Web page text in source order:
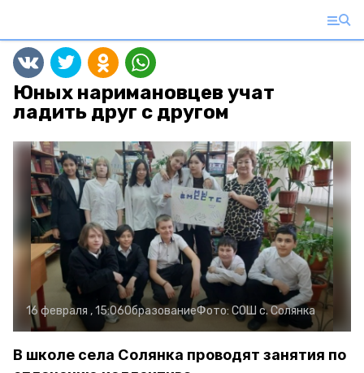
Юных наримановцев учат
ладить друг с другом
16 февраля , 15:06ОбразованиеФото:СОШ с. Солянка
В школе села Солянка проводят занятия по